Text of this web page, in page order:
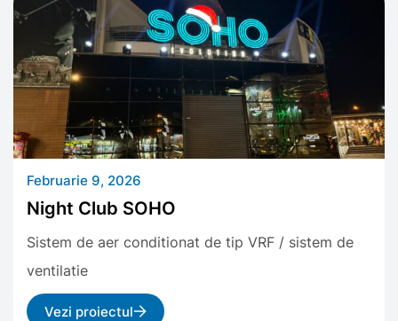
Februarie 9, 2026
Night Club SOHO
Sistem de aer conditionat de tip VRF / sistem de
ventilatie
Vezi proiectul